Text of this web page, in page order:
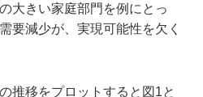
大きい家庭部門を例にとっ
要減少が、実現可能性を欠く
推移をプロットすると図1と